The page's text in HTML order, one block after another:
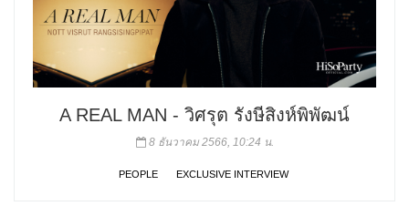
A REAL MAN - วิศรุต รังษีสิงห์พิพัฒน์
8 ธันวาคม 2566, 10:24 น.
PEOPLE EXCLUSIVE INTERVIEW